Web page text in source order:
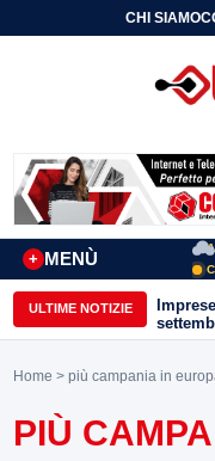
CHI SIAMO
MENÙ
+
ULTIME NOTIZIE
e
Home > più campania in
PIÙ